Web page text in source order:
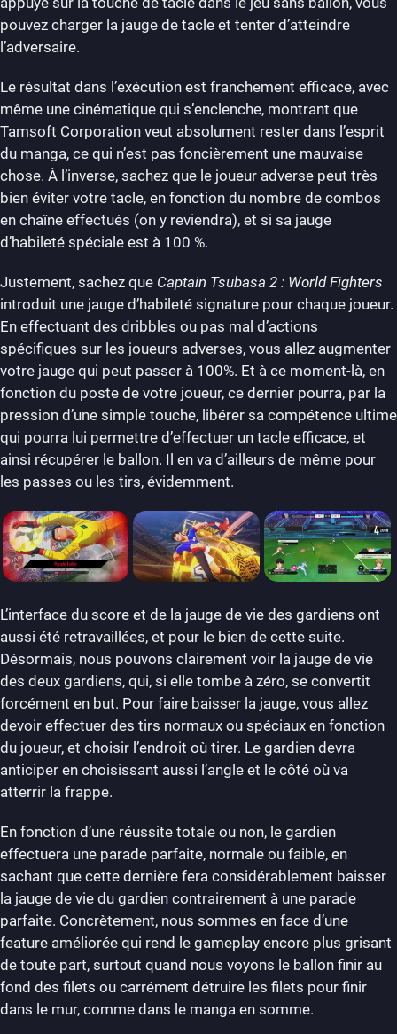
pouvez charger la jauge de tacle et tenter d’atteindre
l’adversaire.
Le résultat dans l’exécution est franchement efficace, avec
même une cinématique qui s’enclenche, montrant que
Tamsoft Corporation veut absolument rester dans l’esprit
du manga, ce qui n’est pas foncièrement une mauvaise
chose. À l’inverse, sachez que le joueur adverse peut très
bien éviter votre tacle, en fonction du nombre de combos
en chaîne effectués (on y reviendra), et si sa jauge
d’habileté spéciale est à 100 %.
Justement, sachez que Captain Tsubasa 2 : World Fighters
introduit une jauge d’habileté signature pour chaque joueur.
En effectuant des dribbles ou pas mal d’actions
spécifiques sur les joueurs adverses, vous allez augmenter
votre jauge qui peut passer à 100%. Et à ce moment-là, en
fonction du poste de votre joueur, ce dernier pourra, par la
pression d’une simple touche, libérer sa compétence ultime
qui pourra lui permettre d’effectuer un tacle efficace, et
ainsi récupérer le ballon. Il en va d’ailleurs de même pour
les passes ou les tirs, évidemment.
L’interface du score et de la jauge de vie des gardiens ont
aussi été retravaillées, et pour le bien de cette suite.
Désormais, nous pouvons clairement voir la jauge de vie
des deux gardiens, qui, si elle tombe à zéro, se convertit
forcément en but. Pour faire baisser la jauge, vous allez
devoir effectuer des tirs normaux ou spéciaux en fonction
du joueur, et choisir l’endroit où tirer. Le gardien devra
anticiper en choisissant aussi l’angle et le côté où va
atterrir la frappe.
En fonction d’une réussite totale ou non, le gardien
effectuera une parade parfaite, normale ou faible, en
sachant que cette dernière fera considérablement baisser
la jauge de vie du gardien contrairement à une parade
parfaite. Concrètement, nous sommes en face d’une
feature améliorée qui rend le gameplay encore plus grisant
de toute part, surtout quand nous voyons le ballon finir au
fond des filets ou carrément détruire les filets pour finir
dans le mur, comme dans le manga en somme.